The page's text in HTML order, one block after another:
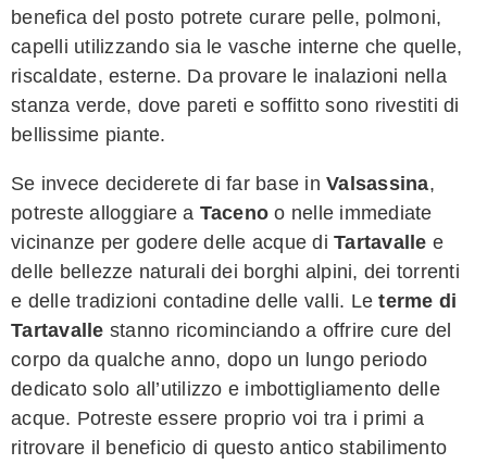
benefica del posto potrete curare pelle, polmoni,
capelli utilizzando sia le vasche interne che quelle,
riscaldate, esterne. Da provare le inalazioni nella
stanza verde, dove pareti e soffitto sono rivestiti di
bellissime piante.
Se invece deciderete di far base in Valsassina,
potreste alloggiare a Tacenoo nelle immediate
vicinanze per godere delle acque di Tartavalle e
delle bellezze naturali dei borghi alpini, dei torrenti
e delle tradizioni contadine delle valli. Leterme di
Tartavalle stanno ricominciando a offrire cure del
corpo da qualche anno, dopo un lungo periodo
dedicato solo all’utilizzo e imbottigliamento delle
acque. Potreste essere proprio voi tra i primi a
ritrovare il beneficio di questo antico stabilimento